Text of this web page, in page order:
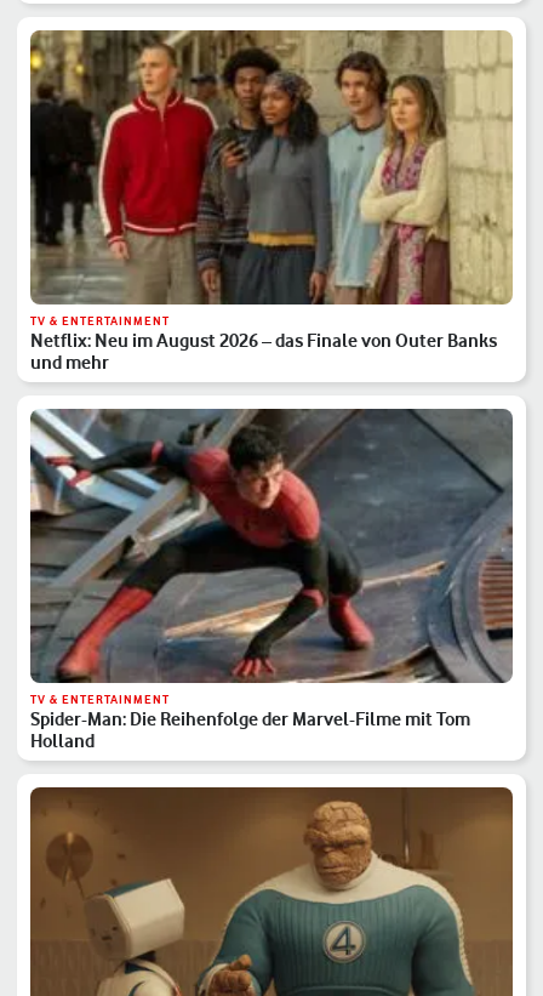
TV & ENTERTAINMENT
Netflix: Neu im August 2026 – das Finale von Outer Banks
und mehr
TV & ENTERTAINMENT
Spider-Man: Die Reihenfolge der Marvel-Filme mit Tom
Holland